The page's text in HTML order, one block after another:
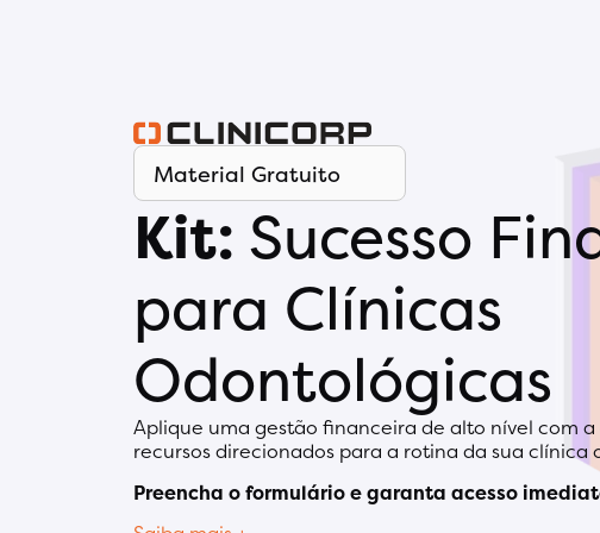
Material Gratuito
Kit: Sucesso
para Clínicas
Odontológicas
Aplique uma gestão financeira de alto nível com
recursos direcionados para a rotina da sua clínica
Preencha o formulário e garanta acesso